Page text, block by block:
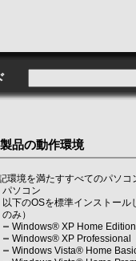
品の動作環境
環境を満たすすべてのパソコ
パソコン
以下のOSを標準インストー
のみ）
Windows® XP Home Edition
Windows® XP Professional
Windows Vista® Home